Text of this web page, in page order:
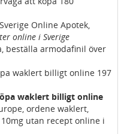
Online Apotek,
online i Sverige
beställa armodafinil över
waklert billigt online 197
waklert billigt online
ordene waklert,
utan recept online i